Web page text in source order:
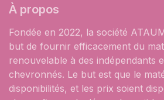
À propos
Fondée en 2022, la société
but de fournir efficacement du
renouvelable à des indépendants
chevronnés. Le but est que le
disponibilités, et les prix soient